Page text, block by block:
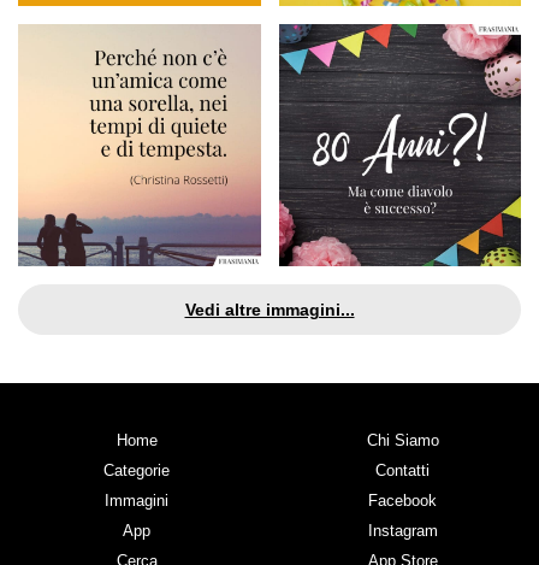
Vedi altre immagini...
Home
Categorie
Immagini
App
Cerca
Chi Siamo
Contatti
Facebook
Instagram
App Store